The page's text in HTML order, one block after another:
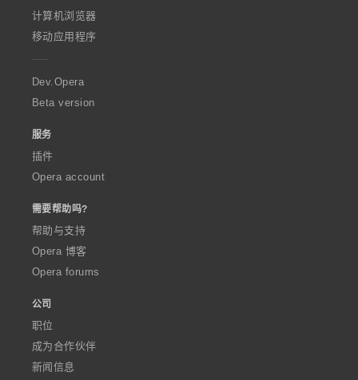
O
p
e
a
计算机浏览器
移动应用程序
Dev.Opera
Beta version
服务
插件
Opera account
需要帮助吗?
帮助与支持
Opera 博客
Opera forums
公司
职位
成为合作伙伴
新闻信息